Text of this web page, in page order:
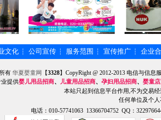
文化 ┆ 公司宣传 ┆ 服务范围 ┆ 宣传推广 ┆ 企业
有 华夏婴童网 【3328】CopyRight @ 2012-2013 电信与信息
提供婴儿用品招商、 儿童用品招商、 孕妇用品招商、 婴童
本站只起到信息平台作用,不为交易
任何单位及个
电话：010-57741063 13366704752 QQ：